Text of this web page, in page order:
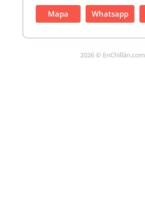
Mapa Whatsapp
2026 © EnChillán.com